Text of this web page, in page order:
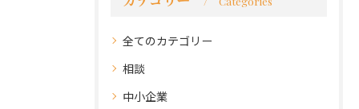
全てのカテゴリー
相談
中小企業